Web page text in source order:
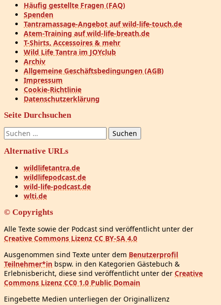
Häufig gestellte Fragen (FAQ)
Spenden
Tantramassage-Angebot auf wild-life-touch.de
Atem-Training auf wild-life-breath.de
T-Shirts, Accessoires & mehr
Wild Life Tantra im JOYclub
Archiv
Allgemeine Geschäftsbedingungen (AGB)
Impressum
Cookie-Richtlinie
Datenschutzerklärung
Seite Durchsuchen
Suchen
nach:
Alternative URLs
wildlifetantra.de
wildlifepodcast.de
wild-life-podcast.de
wlti.de
© Copyrights
Alle Texte sowie der Podcast sind veröffentlicht unter der
Creative Commons Lizenz CC BY-SA 4.0
Ausgenommen sind Texte unter dem Benutzerprofil
Teilnehmer*in bspw. in den Kategorien Gästebuch &
Erlebnisbericht, diese sind veröffentlicht unter der Creative
Commons Lizenz CC0 1.0 Public Domain
Eingebette Medien unterliegen der Originallizenz